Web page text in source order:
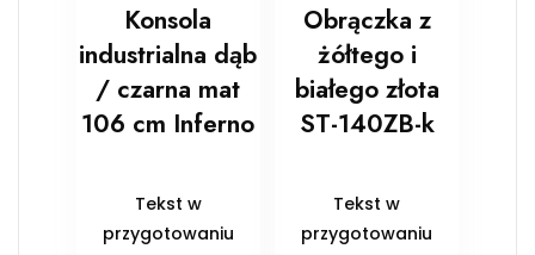
Konsola
industrialna dąb
/ czarna mat
106 cm Inferno
Tekst w
przygotowaniu
Obrączka z
żółtego i
białego złota
ST-140ZB-k
Tekst w
przygotowaniu